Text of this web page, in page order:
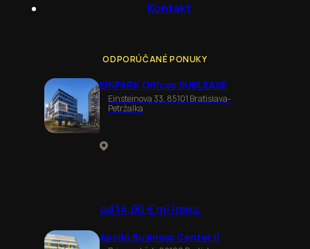
Kontakt
ODPORÚČANÉ PONUKY
EINPARK Offices SUBLEASE
Einsteinova 33, 85101 Bratislava-
Petržalka
od 14,00 € m²/mes.
Apollo Business Center II